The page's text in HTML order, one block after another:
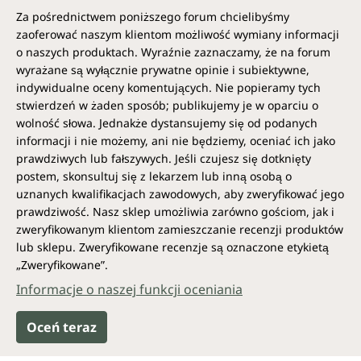
Witamina C (kwas askorbinowy) jest niezbędnym
składnikiem odżywczym dla naszego organizmu.
Zmniejsza uczucie zmęczenia i neutralizuje wolne
rodniki. Ponadto witamina C pomaga w wchłanianiu
żelaza i pobudza metabolizm energetyczny.
Przyczynia się do prawidłowej syntezy kolagenu, co
zapewnia prawidłowe funkcjonowanie skóry, kości,
chrząstek, mięśni, naczyń krwionośnych oraz zębów.
Również nasz stan psychiczny i układ nerwowy
korzystają z działania witaminy C.
Codzienne świeże źródła witaminy C
Witamina C występuje naturalnie w wielu owocach i
warzywach. Szczególnie wysokie stężenia znajdują
się w owocach cytrusowych, takich jak pomarańcze i
i kiwi.
Za pośrednictwem poniższego forum chcielibyśmy
zaoferować naszym klientom możliwość wymiany informacji
o naszych produktach. Wyraźnie zaznaczamy, że na forum
wyrażane są wyłącznie prywatne opinie i subiektywne,
indywidualne oceny komentujących. Nie popieramy tych
stwierdzeń w żaden sposób; publikujemy je w oparciu o
wolność słowa. Jednakże dystansujemy się od podanych
informacji i nie możemy, ani nie będziemy, oceniać ich jako
prawdziwych lub fałszywych. Jeśli czujesz się dotknięty
postem, skonsultuj się z lekarzem lub inną osobą o
uznanych kwalifikacjach zawodowych, aby zweryfikować jego
prawdziwość. Nasz sklep umożliwia zarówno gościom, jak i
zweryfikowanym klientom zamieszczanie recenzji produktów
lub sklepu. Zweryfikowane recenzje są oznaczone etykietą
„Zweryfikowane”.
Informacje o naszej funkcji oceniania
Oceń teraz